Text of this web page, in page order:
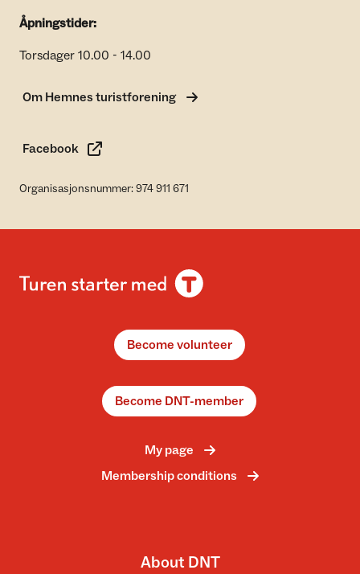
Åpningstider:
Torsdager 10.00 - 14.00
Om Hemnes turistforening
Facebook
Organisasjonsnummer: 974 911 671
Become volunteer
Become DNT-member
My page
Membership conditions
About DNT